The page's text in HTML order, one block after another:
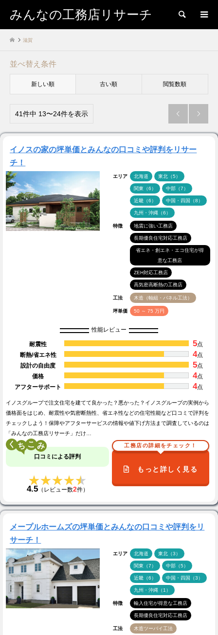
みんなの工務店リサーチ 検索
滋賀
並べ替え条件
新しい順 古い順 閲覧数順
41件中 13〜24件を表示  
イノスの家の坪単価とみんなの口コミや評判をリサー
チ！
エリア 北海道 東北（5）
関東（6） 中部（7）
近畿（6） 中国・四国（8）
九州・沖縄（6）
特徴 地震に強い工務店
長期優良住宅対応工務店
省エネ・創エネ・エコ住宅が得
意な工務店
ZEH対応工務店
高気密高断熱の工務店
工法 木造（軸組・パネル工法）
坪単価 50 ～ 75 万円
性能レビュー
耐震性 5点
断熱/省エネ性
4点
設計の自由度
5点
価格
4点
アフターサポート
4点
イノスグループで注文住宅を建てて良かった？悪かった？イノスグループの実例から
価格面をはじめ、耐震性や気密断熱性、省エネ性などの住宅性能など口コミで評判を
チェックしよう！保障やアフターサービスの情報や値下げ方法まで調査しているのは
「みんなの工務店リサーチ」だけ…
く こ
口コミによる評判
★★★★★
★★★★★
4.5（レビュー数2件）
工務店の詳細をチェック！
もっと詳しく見る
メープルホームズの坪単価とみんなの口コミや評判をリ
サーチ！
エリア 北海道 東北（3）
関東（7） 中部（5）
近畿（6） 中国・四国（3）
九州・沖縄（1）
特徴 輸入住宅が得意な工務店
長期優良住宅対応工務店
工法 木造ツーバイ工法